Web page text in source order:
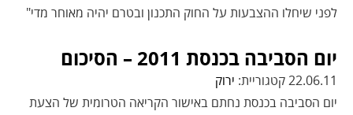
לפני שיחלו ההצבעות על החוק התכנון ובטרם יהיה מאוחר מדי"
יום הסביבה בכנסת 2011 – הסיכום
22.06.11 קטגוריית:
ירוק
יום הסביבה בכנסת נחתם באישור הקריאה הטרומית של הצעת